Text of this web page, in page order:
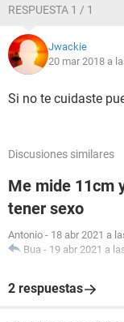
RESPUESTA 1 / 1
Jwackie
20 mar 2018 a
Si no te cuidaste
Discusiones similares
Me mide 11cm
tener sexo
Antonio - 18 abr 2021 a
Bua - 19 abr 2021 a
2 respuestas